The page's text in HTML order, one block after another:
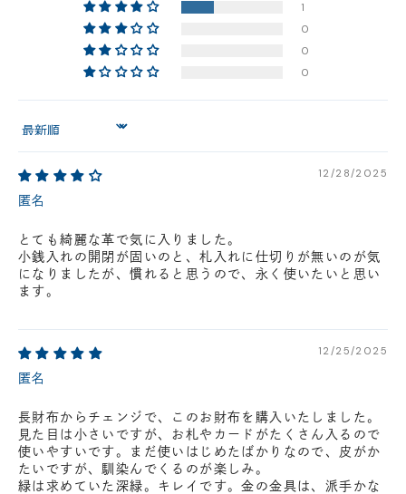
- 在庫 -×
店舗に在庫がある場合、お支払金額が合計300,000
在庫状況について
ざいます。
います。
います。
最新の在庫状況については、ご利用店舗に直接お問い
合わせください。店舗一覧はこちら
1
0
0
0
Sort by
12/28/2025
匿名
とても綺麗な革で気に入りました。
小銭入れの開閉が固いのと、札入れに仕切りが無いのが気
になりましたが、慣れると思うので、永く使いたいと思い
ます。
12/25/2025
匿名
長財布からチェンジで、このお財布を購入いたしました。
見た目は小さいですが、お札やカードがたくさん入るので
使いやすいです。まだ使いはじめたばかりなので、皮がか
たいですが、馴染んでくるのが楽しみ。
緑は求めていた深緑。キレイです。金の金具は、派手かな